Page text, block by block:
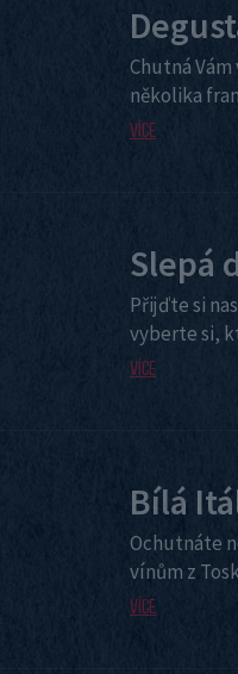
Chutná
několika
Více
Slepá
Přijďte si
vyberte si,
Více
Bílá
Ochutnáte
vínům z
Více